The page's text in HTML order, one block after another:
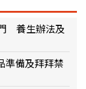
養生辦法及
備及拜拜禁